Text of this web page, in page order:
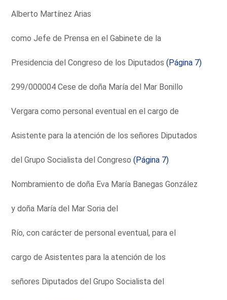
Alberto Martínez Arias
como Jefe de Prensa en el Gabinete de la
Presidencia del Congreso de los Diputados(Página 7)
299/000004 Cese de doña María del Mar Bonillo
Vergara como personal eventual en el cargo de
Asistente para la atención de los señores Diputados
del Grupo Socialista del Congreso(Página 7)
Nombramiento de doña Eva María Banegas González
y doña María del Mar Soria del
Río, con carácter de personal eventual, para el
cargo de Asistentes para la atención de los
señores Diputados del Grupo Socialista del